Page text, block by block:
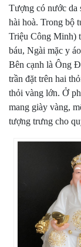
Tượng có nước da
hài hoà. Trong bộ
Triệu Công Minh)
báu, Ngài mặc y
Bên cạnh là Ông
trần đặt trên hai
thỏi vàng lớn. Ở
mang giày vàng,
tượng trưng cho